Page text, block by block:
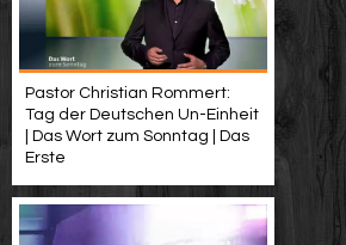
Pastor Christian Rommert:
Tag der Deutschen Un-Einheit
| Das Wort zum Sonntag | Das
Erste